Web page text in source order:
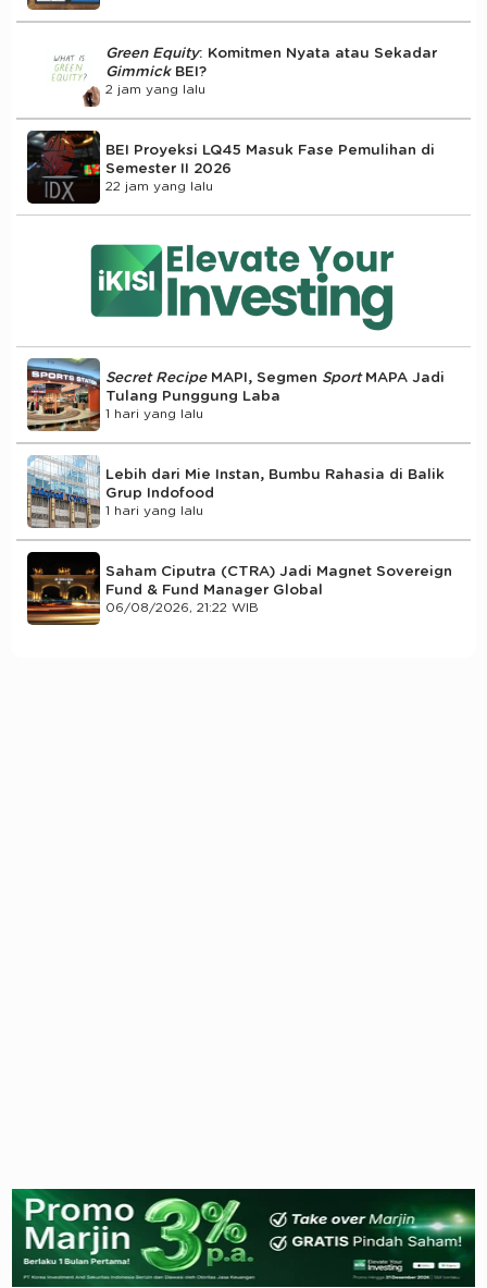
Green Equity: Komitmen Nyata atau Sekadar
Gimmick BEI?
2 jam yang lalu
BEI Proyeksi LQ45 Masuk Fase Pemulihan di
Semester II 2026
22 jam yang lalu
Secret RecipeMAPI, Segmen Sport MAPA Jadi
Tulang Punggung Laba
1 hari yang lalu
Lebih dari Mie Instan, Bumbu Rahasia di Balik
Grup Indofood
1 hari yang lalu
Saham Ciputra (CTRA) Jadi Magnet Sovereign
Fund & Fund Manager Global
06/08/2026, 21:22 WIB